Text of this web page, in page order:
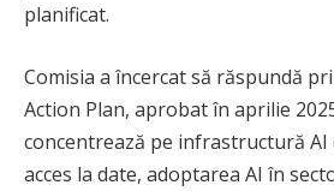
planificat.
Comisia a încercat să răspundă
Action Plan, aprobat în aprilie
concentrează pe infrastructură AI
acces la date, adoptarea AI în